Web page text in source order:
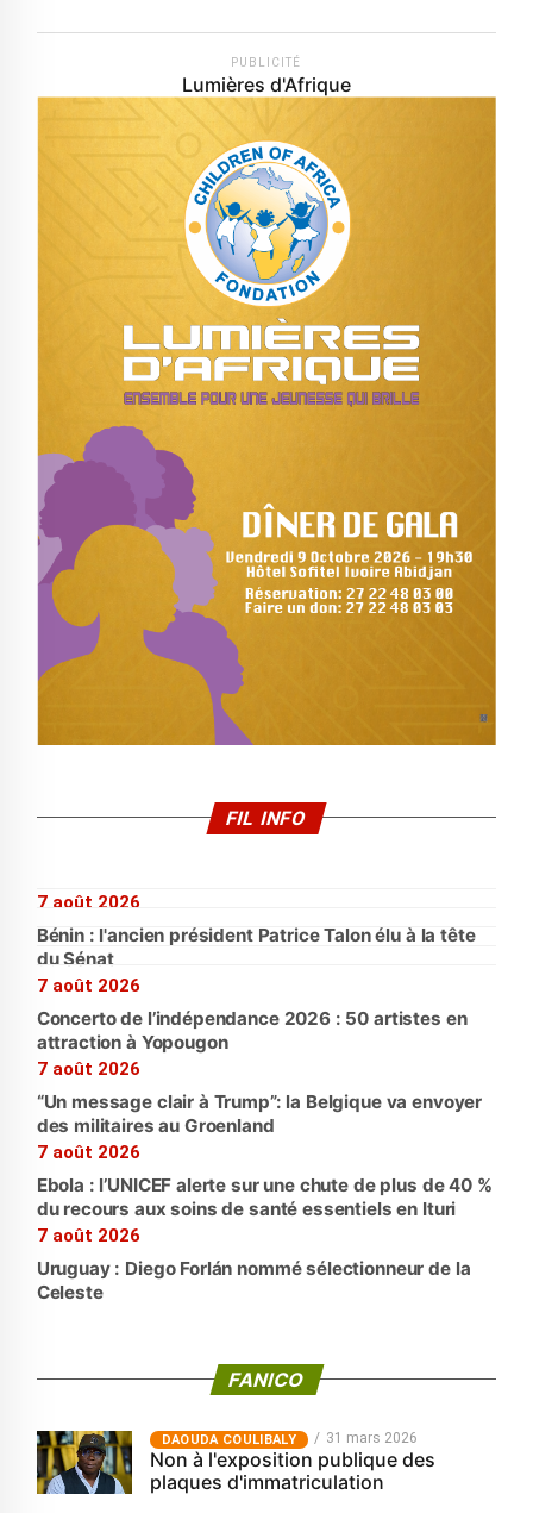
PUBLICITÉ
Lumières d'Afrique
FIL INFO
7 août 2026
Bénin : l'ancien président Patrice Talon élu à la tête
du Sénat
7 août 2026
Concerto de l’indépendance 2026 : 50 artistes en
attraction à Yopougon
7 août 2026
“Un message clair à Trump”: la Belgique va envoyer
des militaires au Groenland
7 août 2026
Ebola : l’UNICEF alerte sur une chute de plus de 40 %
du recours aux soins de santé essentiels en Ituri
7 août 2026
Uruguay : Diego Forlán nommé sélectionneur de la
Celeste
FANICO
‎DAOUDA COULIBALY 31 mars 2026
Non à l'exposition publique des
plaques d'immatriculation